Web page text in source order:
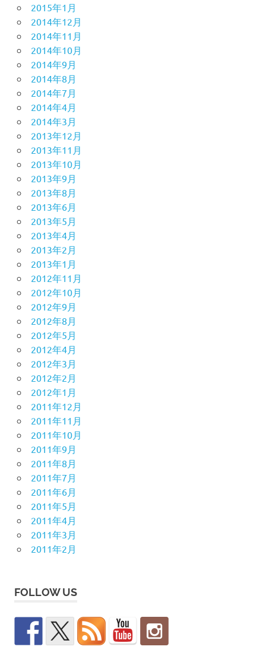
2015年1月
2014年12月
2014年11月
2014年10月
2014年9月
2014年8月
2014年7月
2014年4月
2014年3月
2013年12月
2013年11月
2013年10月
2013年9月
2013年8月
2013年6月
2013年5月
2013年4月
2013年2月
2013年1月
2012年11月
2012年10月
2012年9月
2012年8月
2012年5月
2012年4月
2012年3月
2012年2月
2012年1月
2011年12月
2011年11月
2011年10月
2011年9月
2011年8月
2011年7月
2011年6月
2011年5月
2011年4月
2011年3月
2011年2月
FOLLOW US